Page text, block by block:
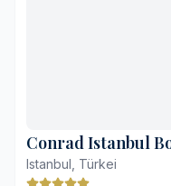
Conrad Istanbul
Istanbul, Türkei